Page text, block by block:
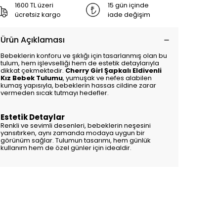
1600 TL üzeri
ücretsiz kargo
15 gün içinde
iade değişim
Ürün Açıklaması
Bebeklerin konforu ve şıklığı için tasarlanmış olan bu
tulum, hem işlevselliği hem de estetik detaylarıyla
dikkat çekmektedir. Cherry Girl Şapkalı Eldivenli
Kız Bebek Tulumu, yumuşak ve nefes alabilen
kumaş yapısıyla, bebeklerin hassas cildine zarar
vermeden sıcak tutmayı hedefler.
Estetik Detaylar
Renkli ve sevimli desenleri, bebeklerin neşesini
yansıtırken, aynı zamanda modaya uygun bir
görünüm sağlar. Tulumun tasarımı, hem günlük
kullanım hem de özel günler için idealdir.